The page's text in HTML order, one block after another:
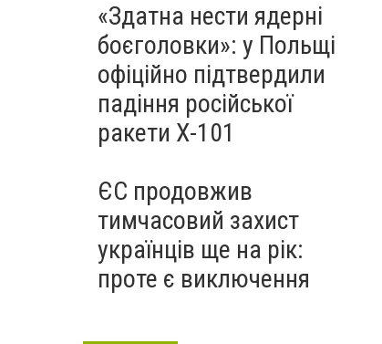
«Здатна нести ядерні
боєголовки»: у Польщі
офіційно підтвердили
падіння російської
ракети Х-101
ЄС продовжив
тимчасовий захист
українців ще на рік:
проте є виключення